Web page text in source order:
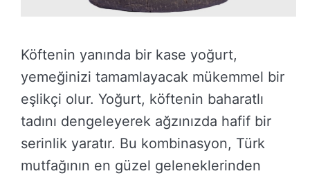
Köftenin yanında bir kase yoğurt,
yemeğinizi tamamlayacak mükemmel bir
eşlikçi olur. Yoğurt, köftenin baharatlı
tadını dengeleyerek ağzınızda hafif bir
serinlik yaratır. Bu kombinasyon, Türk
mutfağının en güzel geleneklerinden